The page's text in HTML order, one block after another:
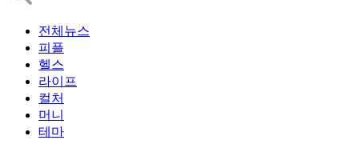
전체뉴스
피플
헬스
라이프
컬처
머니
테마